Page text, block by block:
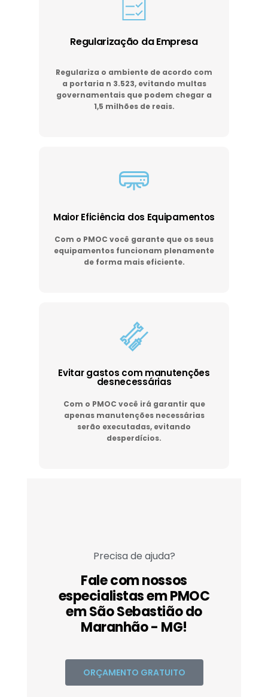
Regularização da Empresa
Regulariza o ambiente de acordo com
a portaria n 3.523, evitando multas
governamentais que podem chegar a
1,5 milhões de reais.
Maior Eficiência dos Equipamentos
Com o PMOC você garante que os seus
equipamentos funcionam plenamente
de forma mais eficiente.
Evitar gastos com manutenções
desnecessárias
Com o PMOC você irá garantir que
apenas manutenções necessárias
serão executadas, evitando
desperdícios.
Precisa de ajuda?
Fale com nossos
especialistas em PMOC
em São Sebastião do
Maranhão - MG!
ORÇAMENTO GRATUITO